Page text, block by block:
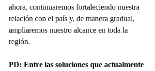
ahora, continuaremos fortaleciendo nuestra
relación con el país y, de manera gradual,
ampliaremos nuestro alcance en toda la
región.
PD: Entre las soluciones que actualmente